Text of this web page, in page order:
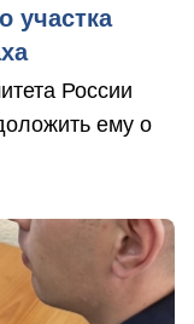
участка
России
ему о